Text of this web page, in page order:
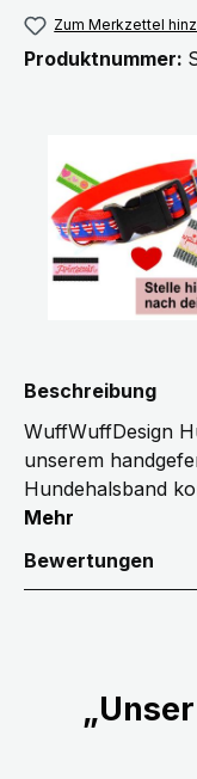
Zum Merkzettel
Produktnummer:
Beschreibung
WuffWuffDesign
unserem
Hundehalsband
Mehr
Bewertungen